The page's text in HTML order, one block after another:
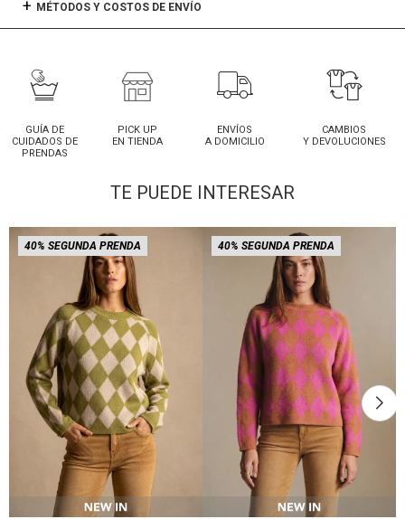
MÉTODOS Y COSTOS DE ENVÍO
GUÍA DE
CUIDADOS DE
PRENDAS
PICK UP
EN TIENDA
ENVÍOS
A DOMICILIO
CAMBIOS
Y DEVOLUCIONES
TE PUEDE INTERESAR
40% SEGUNDA PRENDA
Talle
40% SEGUNDA PRENDA
Talle